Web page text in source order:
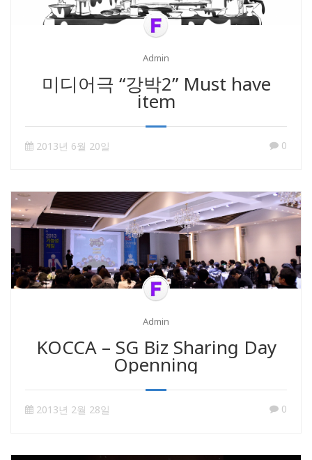
Admin
미디어극 “강박2” Must have
item
2013년 6월 20일 0
Admin
KOCCA – SG Biz Sharing Day
Openning
2013년 2월 28일 0